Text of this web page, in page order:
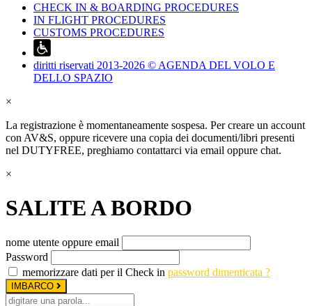
CHECK IN & BOARDING PROCEDURES
IN FLIGHT PROCEDURES
CUSTOMS PROCEDURES
diritti riservati 2013-2026 © AGENDA DEL VOLO E
DELLO SPAZIO
×
La registrazione è momentaneamente sospesa. Per creare un account
con AV&S, oppure ricevere una copia dei documenti/libri presenti
nel DUTYFREE, preghiamo contattarci via email oppure chat.
×
SALITE A BORDO
nome utente oppure email
Password
memorizzare dati per il Check in password dimenticata ?
IMBARCO